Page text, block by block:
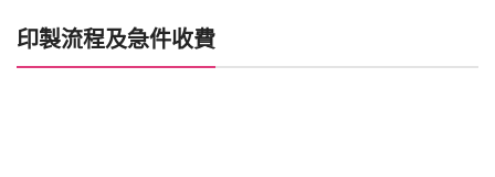
印製流程及急件收費